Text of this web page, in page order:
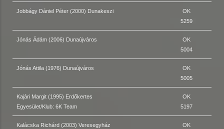
Jobbágy Dániel Péter (2000) Dunakeszi
OK
5259
Jónás Ádám (2006) Dunaújváros
OK
5004
Jónás Attila (1976) Dunaújváros
OK
5005
Kajári Margit (1995) Erdőkertes
Egyesület/Klub: 6K Team
OK
5197
Kalácska Richárd (2003) Veresegyház
OK